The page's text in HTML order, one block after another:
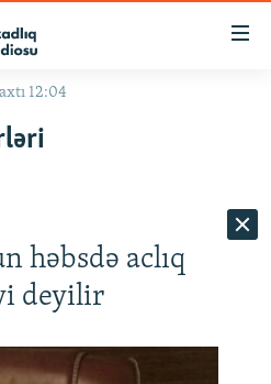
12:04
həbsdə aclıq
deyilir